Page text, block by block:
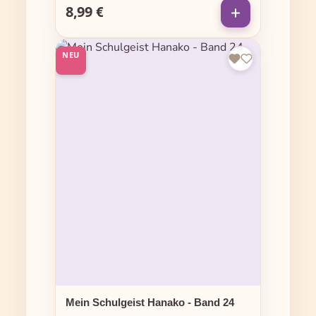
Regulärer Preis:
8,99 €
NEU
Mein Schulgeist Hanako - Band 24